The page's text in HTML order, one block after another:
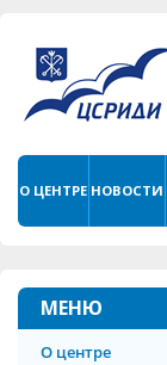
О ЦЕНТРЕ НОВОСТИ
МЕНЮ
О центре